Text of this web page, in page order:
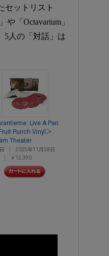
セットリスト
「Octavarium」
5人の「対話」は
Live A Pari
Punch Vinyl＞
Theater
2025年11月28日
￥12,390